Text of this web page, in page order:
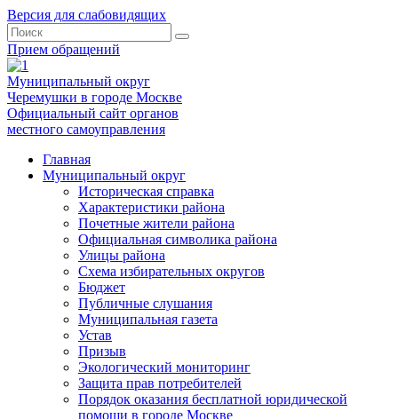
Версия для слабовидящих
Прием обращений
Муниципальный округ
Черемушки в городе Москве
Официальный сайт органов
местного самоуправления
Главная
Муниципальный округ
Историческая справка
Характеристики района
Почетные жители района
Официальная символика района
Улицы района
Схема избирательных округов
Бюджет
Публичные слушания
Муниципальная газета
Устав
Призыв
Экологический мониторинг
Защита прав потребителей
Порядок оказания бесплатной юридической
помощи в городе Москве